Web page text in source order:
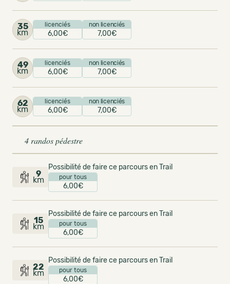
35
km
licenciés
6,00€
non licenciés
7,00€
49
km
licenciés
6,00€
non licenciés
7,00€
62
km
licenciés
6,00€
non licenciés
7,00€
4 randos pédestre
9
km
Possibilité de faire ce parcours en Trail
pour tous
6,00€
15
km
Possibilité de faire ce parcours en Trail
pour tous
6,00€
22
km
Possibilité de faire ce parcours en Trail
pour tous
6,00€